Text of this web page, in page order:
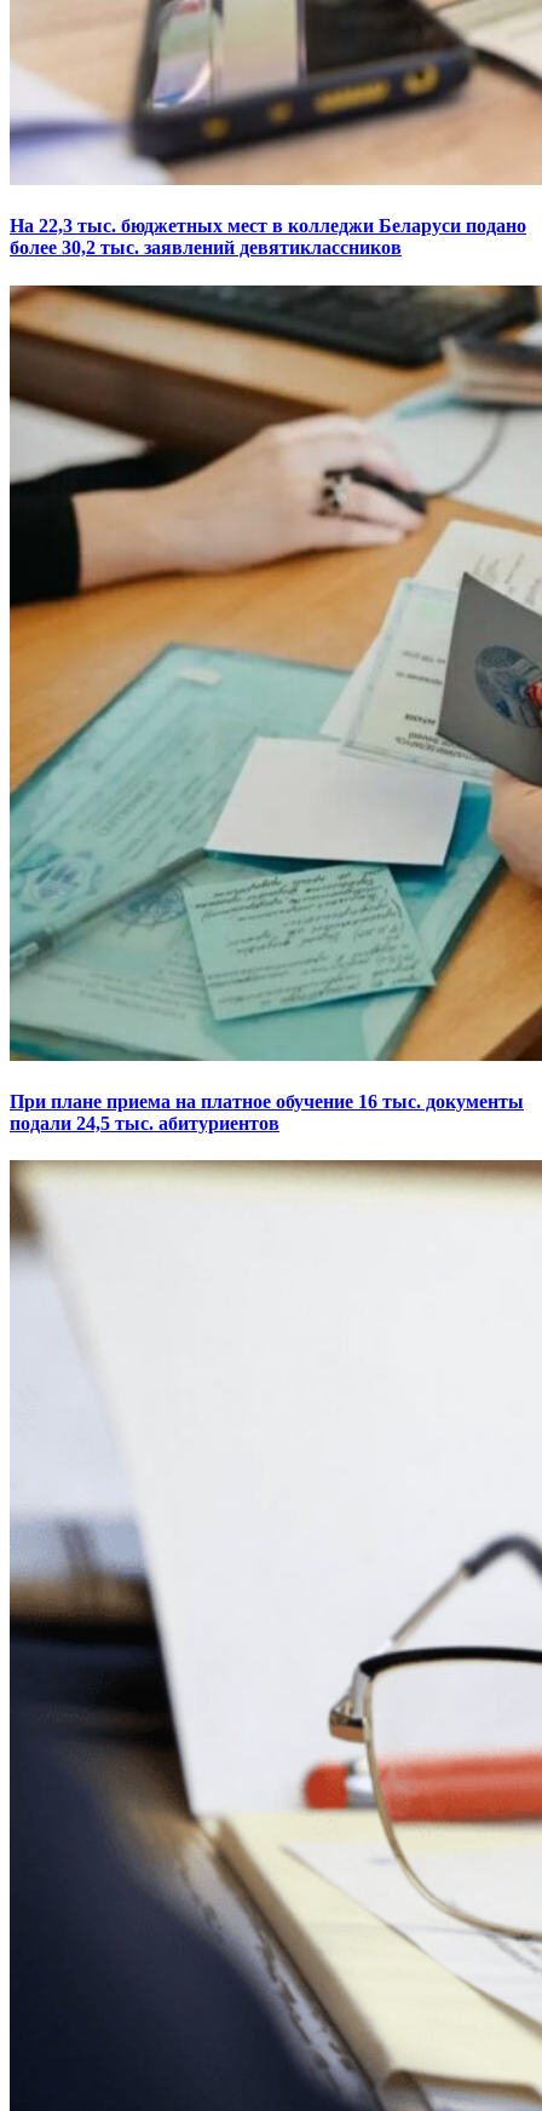
На 22,3 тыс. бюджетных мест в колледжи Беларуси подано
более 30,2 тыс. заявлений девятиклассников
При плане приема на платное обучение 16 тыс. документы
подали 24,5 тыс. абитуриентов